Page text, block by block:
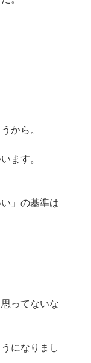
から。
ます。
」の基準は
ってないな
になりまし